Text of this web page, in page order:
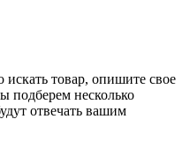
искать товар, опишите свое
подберем несколько
отвечать вашим